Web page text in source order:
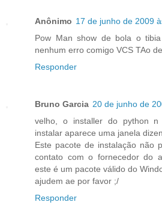
Anônimo 17 de junho de 2009
Pow Man show de bola o
nenhum erro comigo VCS TAo
Responder
Bruno Garcia 20 de junho de
velho, o installer do python
instalar aparece uma janela
Este pacote de instalação não
contato com o fornecedor do
este é um pacote válido do
ajudem ae por favor ;/
Responder